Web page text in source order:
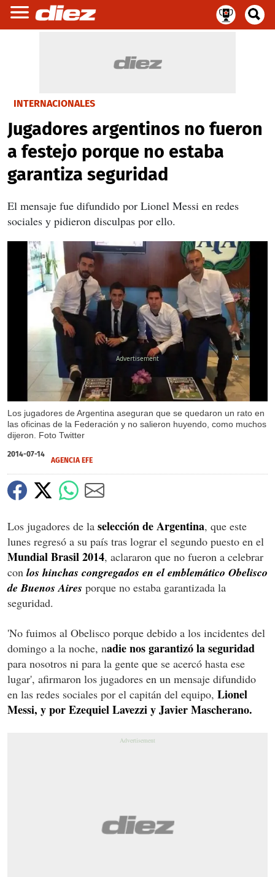
INTERNACIONALES
Jugadores argentinos no fueron
a festejo porque no estaba
garantiza seguridad
El mensaje fue difundido por Lionel Messi en redes
sociales y pidieron disculpas por ello.
Los jugadores de Argentina aseguran que se quedaron un rato en
las oficinas de la Federación y no salieron huyendo, como muchos
dijeron. Foto Twitter
X
2014-07-14
AGENCIA EFE
Los jugadores de la selección de Argentina, que este
lunes regresó a su país tras lograr el segundo puesto en el
Mundial Brasil 2014, aclararon que no fueron a celebrar
con los hinchas congregados en el emblemático Obelisco
de Buenos Aires porque no estaba garantizada la
seguridad.
'No fuimos al Obelisco porque debido a los incidentes del
domingo a la noche, nadie nos garantizó la seguridad
para nosotros ni para la gente que se acercó hasta ese
lugar', afirmaron los jugadores en un mensaje difundido
en las redes sociales por el capitán del equipo, Lionel
Messi, y por Ezequiel Lavezzi y Javier Mascherano.